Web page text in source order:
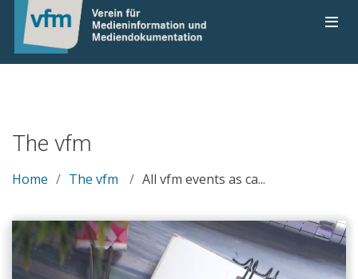
The vfm
Home The vfm All vfm events as ca...